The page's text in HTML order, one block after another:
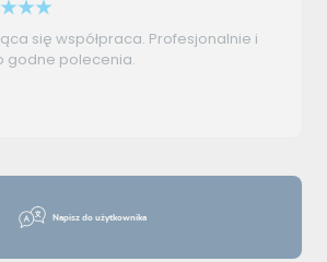
Napisz do użytkownika
się współpraca. Profesjonalnie i
godne polecenia.